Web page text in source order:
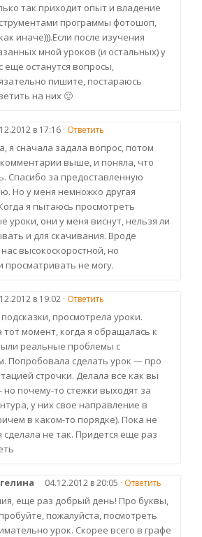
так приходит опыт и владение
программы фотошоп,
иначе))).Если после изучения
мной уроков (и остальных) у
еще останутся вопросы,
пишите, постараюсь
на них 🙂
в 17:16 · Ответить
я сначала задала вопрос, потом
выше, и поняла, что
Спасибо за предоставленную
Но у меня немножко другая
я пытаюсь просмотреть
уроки, они у меня виснут, нельзя ли
и для скачивания. Вроде
высокоскоростной, но
просматривать не могу.
в 19:02 · Ответить
просмотрела уроки.
момент, когда я обращалась к
реальные проблемы с
Попробовала сделать урок — про
строчки. Делала все как вы
почему-то стежки выходят за
у них свое направление в
в каком-то порядке). Пока не
сделала не так. Придется еще раз
04.12.2012 в 20:05 · Ответить
еще раз добрый день! Про буквы,
пожалуйста, посмотреть
урок. Скорее всего в графе